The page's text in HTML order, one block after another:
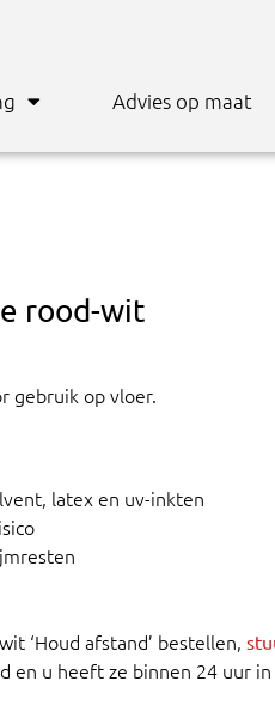
Advies op maat
rood-wit
gebruik op vloer.
latex en uv-inkten
‘Houd afstand’ bestellen,
en u heeft ze binnen 24 uur in